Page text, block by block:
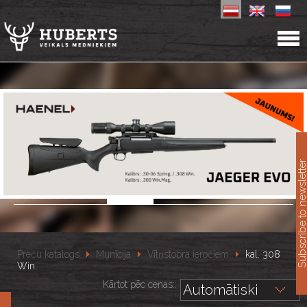
Preču katalogs Munīcija Vītņstobra ieročiem
kal. 308
Win.
Kārtot pēc cenas::
Subscribe